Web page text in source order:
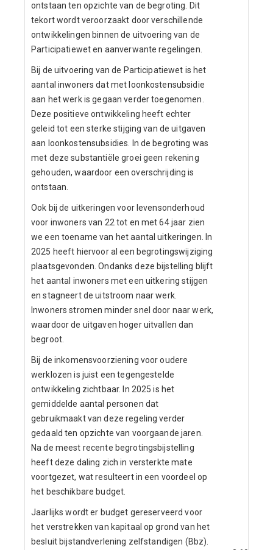
ontstaan ten opzichte van de begroting. Dit
tekort wordt veroorzaakt door verschillende
ontwikkelingen binnen de uitvoering van de
Participatiewet en aanverwante regelingen.
Bij de uitvoering van de Participatiewet is het
aantal inwoners dat met loonkostensubsidie
aan het werk is gegaan verder toegenomen.
Deze positieve ontwikkeling heeft echter
geleid tot een sterke stijging van de uitgaven
aan loonkostensubsidies. In de begroting was
met deze substantiële groei geen rekening
gehouden, waardoor een overschrijding is
ontstaan.
Ook bij de uitkeringen voor levensonderhoud
voor inwoners van 22 tot en met 64 jaar zien
we een toename van het aantal uitkeringen. In
2025 heeft hiervoor al een begrotingswijziging
plaatsgevonden. Ondanks deze bijstelling blijft
het aantal inwoners met een uitkering stijgen
en stagneert de uitstroom naar werk.
Inwoners stromen minder snel door naar werk,
waardoor de uitgaven hoger uitvallen dan
begroot.
Bij de inkomensvoorziening voor oudere
werklozen is juist een tegengestelde
ontwikkeling zichtbaar. In 2025 is het
gemiddelde aantal personen dat
gebruikmaakt van deze regeling verder
gedaald ten opzichte van voorgaande jaren.
Na de meest recente begrotingsbijstelling
heeft deze daling zich in versterkte mate
voortgezet, wat resulteert in een voordeel op
het beschikbare budget.
Jaarlijks wordt er budget gereserveerd voor
het verstrekken van kapitaal op grond van het
besluit bijstandverlening zelfstandigen (Bbz).